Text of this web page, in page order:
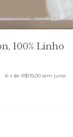
100% Linho
6 x de R$115,00 sem juros